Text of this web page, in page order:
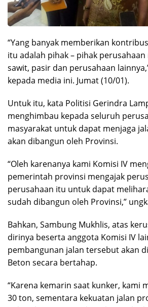
“Yang banyak memberikan
itu adalah pihak – pihak
sawit, pasir dan perusahaan
kepada media ini. Jumat (10/01).
Untuk itu, kata Politisi Gerindra
menghimbau kepada seluruh
masyarakat untuk dapat menjaga
akan dibangun oleh Provinsi.
“Oleh karenanya kami Komisi IV
pemerintah provinsi mengajak
perusahaan itu untuk dapat
sudah dibangun oleh Provinsi,”
Bahkan, Sambung Mukhlis, atas
dirinya beserta anggota Komisi IV
pembangunan jalan tersebut akan
Beton secara bertahap.
“Karena kemarin saat kunker, kami
30 ton, sementara kekuatan jalan